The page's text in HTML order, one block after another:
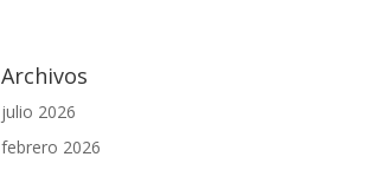
Archivos
julio 2026
febrero 2026